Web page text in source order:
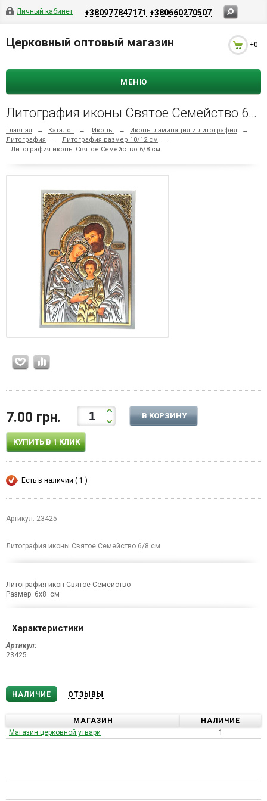
Личный кабинет +380977847171 +380660270507
Церковный оптовый магазин +0
МЕНЮ
Литография иконы Святое Семейство 6/8 см
Главная → Каталог → Иконы → Иконы ламинация и литография
→
Литография
→ Литография размер 10/12 см
→
Литография иконы Святое Семейство 6/8 см
7.00 грн. В КОРЗИНУ
КУПИТЬ В 1 КЛИК
Есть в наличии ( 1 )
Артикул: 23425
Литография иконы Святое Семейство 6/8 см
Литография икон Святое Семейство
Размер: 6х8 см
Характеристики
Артикул:
23425
НАЛИЧИЕ ОТЗЫВЫ
МАГАЗИН
НАЛИЧИЕ
Магазин церковной утвари
1